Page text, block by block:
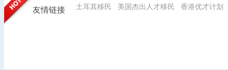
友情链接 土耳其移民 美国杰出人才移民 香港优才计划